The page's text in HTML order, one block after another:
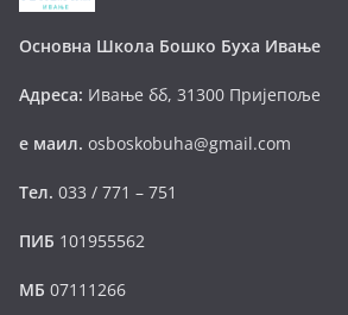
Основна Школа Бошко Буха Ивање
Адреса: Ивање бб, 31300 Пријепоље
е маил. osboskobuha@gmail.com
Тел. 033 / 771 – 751
ПИБ 101955562
МБ 07111266